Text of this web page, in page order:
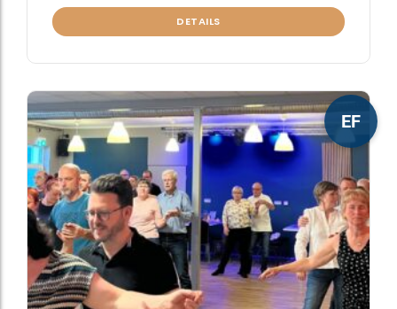
DETAILS
EF
Dieses
Produkt
weist
mehrere
Varianten
auf.
Die
Optionen
können
auf